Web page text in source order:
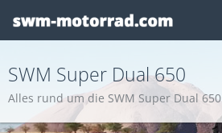
SWM Super Dual 650
Alles rund um die SWM Super Dual 650